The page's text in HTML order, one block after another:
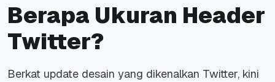
Berapa Ukuran Header
Twitter?
Berkat update desain yang dikenalkan Twitter, kini